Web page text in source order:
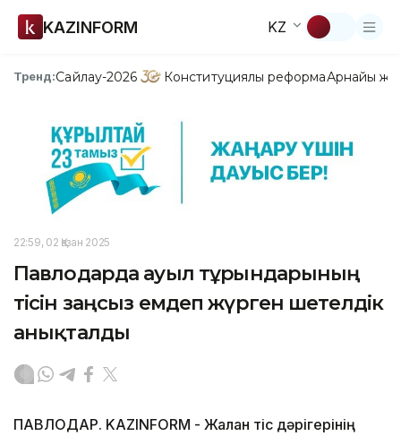
KAZINFORM KZ
Тренд:Сайлау-2026 Конституциялық реформаАрнайы
22:59, 02 Қазан 2025
Павлодарда ауыл тұрғындарының
тісін заңсыз емдеп жүрген шетелдік
анықталды
ПАВЛОДАР. KAZINFORM - Жалған тіс дәрігерінің